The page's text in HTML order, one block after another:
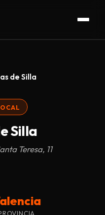
de Silla
Silla
Teresa, 11